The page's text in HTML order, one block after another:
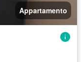
Appartamento